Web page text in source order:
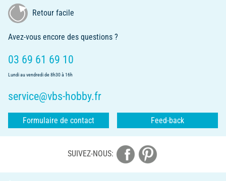
Retour facile
Avez-vous encore des questions ?
03 69 61 69 10
Lundi au vendredi de 8h30 à 16h
service@vbs-hobby.fr
Formulaire de contact Feed-back
SUIVEZ-NOUS: